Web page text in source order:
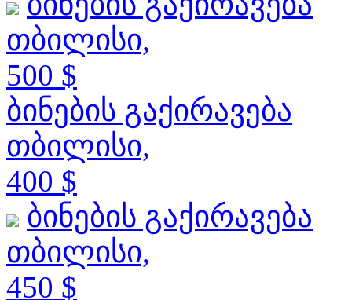
თბილისი,
500 $
ბინების გაქირავება
თბილისი,
400 $
ბინების გაქირავება
თბილისი,
450 $